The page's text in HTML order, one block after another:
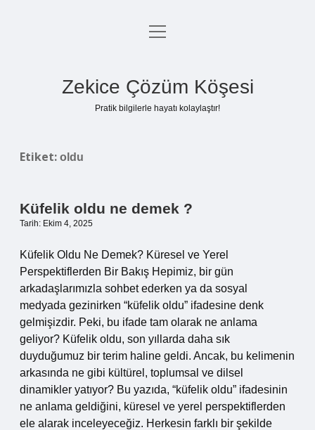
Anasayfa
Yasal Uyarı
menüyü
Zekice Çözüm Köşesi
Pratik bilgilerle hayatı kolaylaştır!
Etiket: oldu
Küfelik oldu ne demek ?
Tarih: Ekim 4, 2025
Küfelik Oldu Ne Demek? Küresel ve Yerel
Perspektiflerden Bir Bakış Hepimiz, bir gün
arkadaşlarımızla sohbet ederken ya da sosyal
medyada gezinirken “küfelik oldu” ifadesine denk
gelmişizdir. Peki, bu ifade tam olarak ne anlama
geliyor? Küfelik oldu, son yıllarda daha sık
duyduğumuz bir terim haline geldi. Ancak, bu kelimenin
arkasında ne gibi kültürel, toplumsal ve dilsel
dinamikler yatıyor? Bu yazıda, “küfelik oldu” ifadesinin
ne anlama geldiğini, küresel ve yerel perspektiflerden
ele alarak inceleyeceğiz. Herkesin farklı bir şekilde